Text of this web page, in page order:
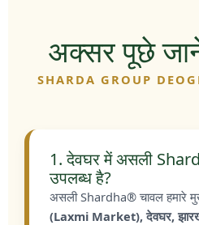
अक्सर पूछे
SHARDA GROUP
1. देवघर में असली
उपलब्ध है?
असली Shardha® चावल हमारे
(Laxmi Market), देवघर,